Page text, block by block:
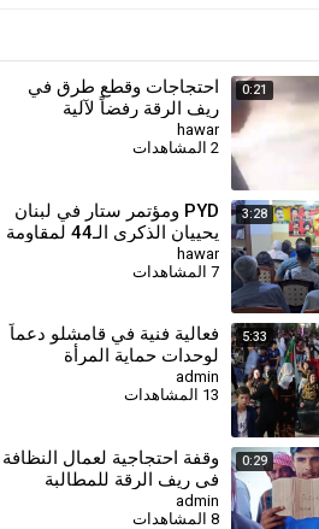
0:21
احتجاجات وقطع طرق في
ريف الرقة رفضاً لآلية
استبدال العملة
hawar
2 المشاهدات
3:28
PYD ومؤتمر ستار في لبنان
يحييان الذكرى الـ44 لمقاومة
14 تموز
hawar
7 المشاهدات
5:33
⁣⁣فعالية فنية في قامشلو دعماً
لوحدات حماية المرأة
admin
13 المشاهدات
0:29
وقفة احتجاجية لعمال النظافة
في ريف الرقة للمطالبة
برواتبهم المتأخرة
admin
8 المشاهدات